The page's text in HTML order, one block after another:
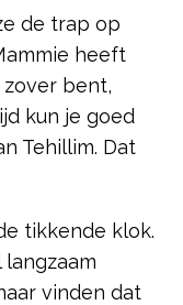
de trap op
heeft
zover bent,
kun je goed
Tehillim. Dat
tikkende klok.
vinden dat